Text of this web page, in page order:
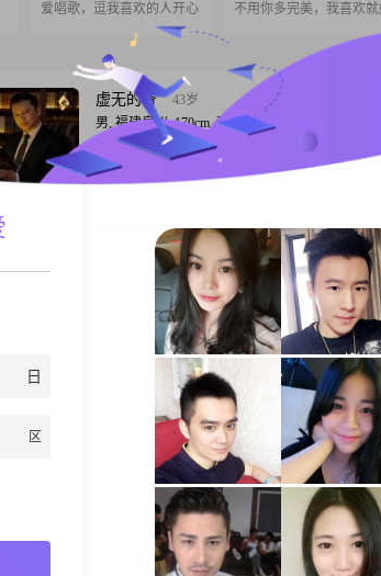
爱唱歌，逗我喜欢的人开心 不用你多完美，我喜欢
虚无的爷
43岁
男, 福建泉州, 170cm, 离异, 总监
大家好，我是1983年出生的男士，身高
170cm##3002##我的学历是大学本科##3002##我现
重，追求事业成功##3002##我目前在泉州工作生
活，希望在这里找到合适的另一半##3002##我的
入情况比较稳
跟TA联系
41岁
女, 福建泉州, 160cm, 离异, 金融
我是一个简单的人，希望能简单快乐的生活
##3002##有一份稳定体面的工作##3002##喜欢中
的传统文化，喜欢音乐，喜欢大自然##3002##虽
经历过感情挫折，但是还是希望能找到自己的有
人##3002##
跟TA联系
36岁
女, 福建泉州, 163cm, 离异, 服务业
90年，晋江人，离异带男孩，自主创业##3002##
的性格是温柔体贴##3001##善解人意，在与人相处
时，我比较看重互相尊重##3001##信任包容，觉得
日
区